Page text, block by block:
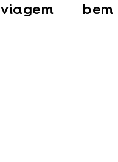
viagem bem